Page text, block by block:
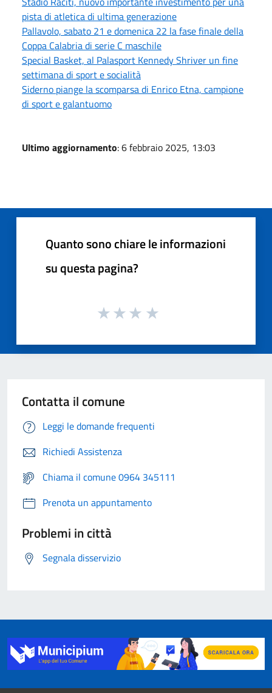
pista di atletica di ultima generazione
Pallavolo, sabato 21 e domenica 22 la fase finale della
Coppa Calabria di serie C maschile
Special Basket, al Palasport Kennedy Shriver un fine
settimana di sport e socialità
Siderno piange la scomparsa di Enrico Etna, campione
di sport e galantuomo
Ultimo aggiornamento: 6 febbraio 2025, 13:03
Quanto sono chiare le informazioni
su questa pagina?
Contatta il comune
Leggi le domande frequenti
Richiedi Assistenza
Chiama il comune 0964 345111
Prenota un appuntamento
Problemi in città
Segnala disservizio